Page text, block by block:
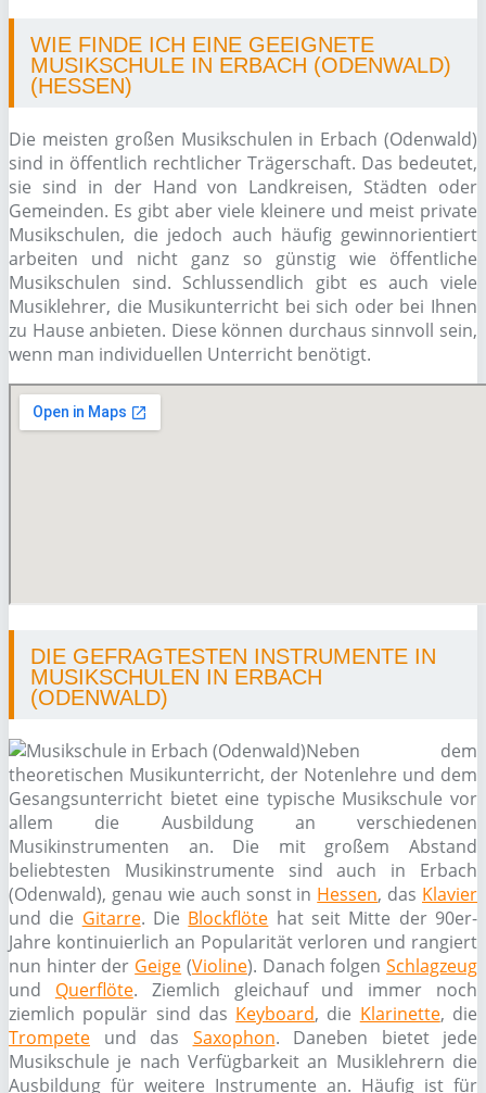
WIE FINDE ICH EINE GEEIGNETE
MUSIKSCHULE IN ERBACH (ODENWALD)
(HESSEN)
Die meisten großen Musikschulen in Erbach (Odenwald)
sind in öffentlich rechtlicher Trägerschaft. Das bedeutet,
sie sind in der Hand von Landkreisen, Städten oder
Gemeinden. Es gibt aber viele kleinere und meist private
Musikschulen, die jedoch auch häufig gewinnorientiert
arbeiten und nicht ganz so günstig wie öffentliche
Musikschulen sind. Schlussendlich gibt es auch viele
Musiklehrer, die Musikunterricht bei sich oder bei Ihnen
zu Hause anbieten. Diese können durchaus sinnvoll sein,
wenn man individuellen Unterricht benötigt.
DIE GEFRAGTESTEN INSTRUMENTE IN
MUSIKSCHULEN IN ERBACH
(ODENWALD)
Neben dem
theoretischen Musikunterricht, der Notenlehre und dem
Gesangsunterricht bietet eine typische Musikschule vor
allem die Ausbildung an verschiedenen
Musikinstrumenten an. Die mit großem Abstand
beliebtesten Musikinstrumente sind auch in Erbach
(Odenwald), genau wie auch sonst in Hessen, das Klavier
und die Gitarre. Die Blockflöte hat seit Mitte der 90er-
Jahre kontinuierlich an Popularität verloren und rangiert
nun hinter der Geige (Violine). Danach folgenSchlagzeug
und Querflöte. Ziemlich gleichauf und immer noch
ziemlich populär sind das Keyboard, die Klarinette, die
Trompete und das Saxophon. Daneben bietet jede
Musikschule je nach Verfügbarkeit an Musiklehrern die
Ausbildung für weitere Instrumente an. Häufig ist für